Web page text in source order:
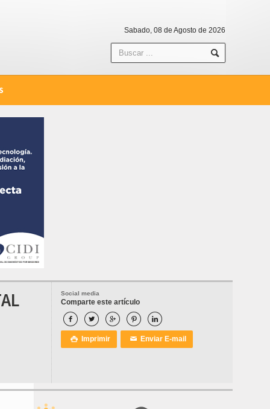
Sabado, 08 de Agosto de 2026
Social media
Comparte este artículo
    
 Imprimir ✉ Enviar E-mail